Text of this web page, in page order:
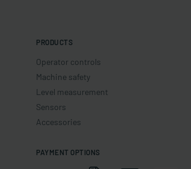
PRODUCTS
Operator controls
Machine safety
Level measurement
Sensors
Accessories
PAYMENT OPTIONS